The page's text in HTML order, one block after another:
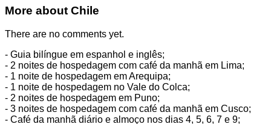
This page can't load Google Maps correctly.
Do you own this website?
More about Chile
There are no comments yet.
- Guia bilíngue em espanhol e inglês;
- 2 noites de hospedagem com café da manhã em Lima;
- 1 noite de hospedagem em Arequipa;
- 1 noite de hospedagem no Vale do Colca;
- 2 noites de hospedagem em Puno;
- 3 noites de hospedagem com café da manhã em Cusco;
- Café da manhã diário e almoço nos dias 4, 5, 6, 7 e 9;